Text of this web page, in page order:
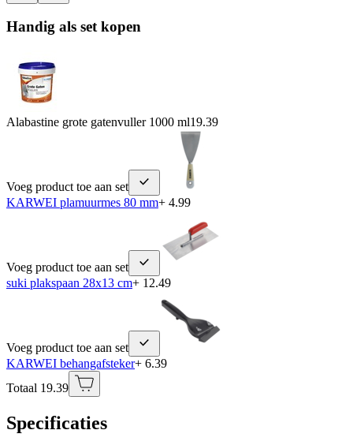
Handig als set kopen
Alabastine grote gatenvuller 1000 ml19.39
Voeg product toe aan set
KARWEI plamuurmes 80 mm+ 4.99
Voeg product toe aan set
suki plakspaan 28x13 cm+ 12.49
Voeg product toe aan set
KARWEI behangafsteker+ 6.39
Totaal 19.39
Specificaties